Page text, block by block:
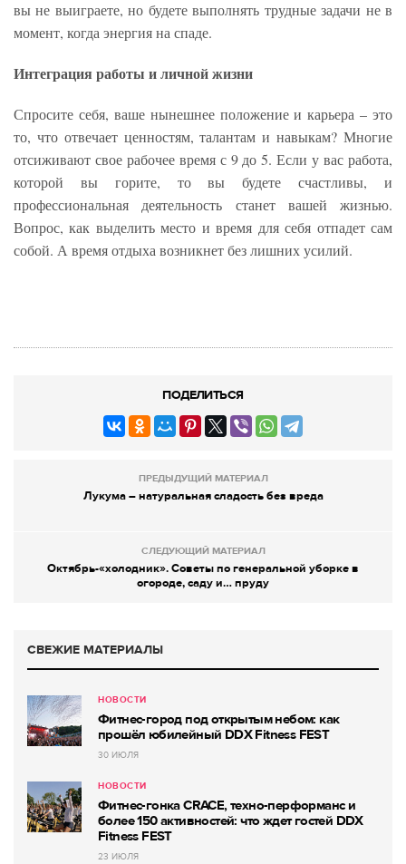
вы не выиграете, но будете выполнять трудные задачи не в
момент, когда энергия на спаде.
Интеграция работы и личной жизни
Спросите себя, ваше нынешнее положение и карьера – это
то, что отвечает ценностям, талантам и навыкам? Многие
отсиживают свое рабочее время с 9 до 5. Если у вас работа,
которой вы горите, то вы будете счастливы, и
профессиональная деятельность станет вашей жизнью.
Вопрос, как выделить место и время для себя отпадет сам
собой. А время отдыха возникнет без лишних усилий.
ПОДЕЛИТЬСЯ
ПРЕДЫДУЩИЙ МАТЕРИАЛ
Лукума – натуральная сладость без вреда
СЛЕДУЮЩИЙ МАТЕРИАЛ
Октябрь-«холодник». Советы по генеральной уборке в
огороде, саду и… пруду
СВЕЖИЕ МАТЕРИАЛЫ
НОВОСТИ
Фитнес-город под открытым небом: как
прошёл юбилейный DDX Fitness FEST
30 ИЮЛЯ
НОВОСТИ
Фитнес-гонка CRACE, техно-перформанс и
более 150 активностей: что ждет гостей DDX
Fitness FEST
23 ИЮЛЯ